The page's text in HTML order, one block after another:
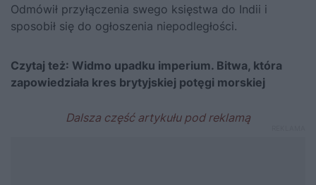
Odmówił przyłączenia swego księstwa do Indii i
sposobił się do ogłoszenia niepodległości.
Czytaj też: Widmo upadku imperium. Bitwa, która
zapowiedziała kres brytyjskiej potęgi morskiej